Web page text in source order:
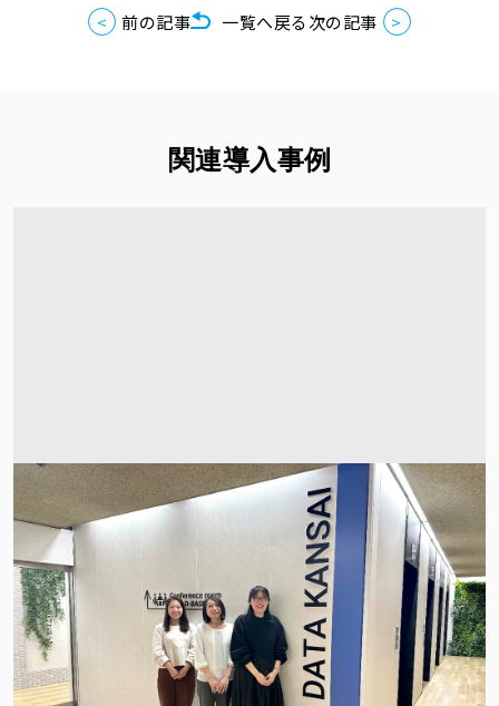
前の記事 一覧へ戻る次の記事
関連導入事例